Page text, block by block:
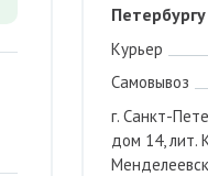
Петербургу
Курьер
Самовывоз
г. Санкт-
дом 14, лит.